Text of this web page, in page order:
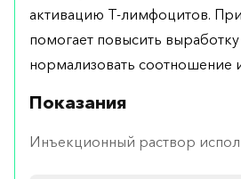
активацию Т-лимфоцитов.
помогает повысить выработку
нормализовать соотношение
Показания
Инъекционный раствор